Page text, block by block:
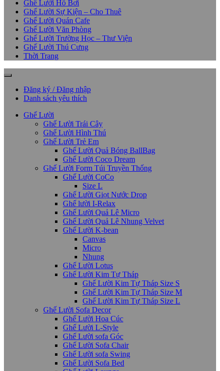
Ghế Lười Hồ Bơi
Ghế Lười Sự Kiện – Cho Thuê
Ghế Lười Quán Cafe
Ghế Lười Văn Phòng
Ghế Lười Trường Học – Thư Viện
Ghế Lười Thú Cưng
Thời Trang
Đăng ký / Đăng nhập
Danh sách yêu thích
Ghế Lười
Ghế Lười Trái Cây
Ghế Lười Hình Thú
Ghế Lười Trẻ Em
Ghế Lười Quả Bóng BallBag
Ghế Lười Coco Dream
Ghế Lười Form Túi Truyền Thống
Ghế Lười CoCo
Size L
Ghế Lười Giọt Nước Drop
Ghế lười I-Relax
Ghế Lười Quả Lê Micro
Ghế Lười Quả Lê Nhung Velvet
Ghế Lười K-bean
Canvas
Micro
Nhung
Ghế Lười Lotus
Ghế Lười Kim Tự Tháp
Ghế Lười Kim Tự Tháp Size S
Ghế Lười Kim Tự Tháp Size M
Ghế Lười Kim Tự Tháp Size L
Ghế Lười Sofa Decor
Ghế Lười Hoa Cúc
Ghế Lười L-Style
Ghế Lười sofa Góc
Ghế Lười Sofa Chair
Ghế Lười sofa Swing
Ghế Lười Sofa Bed